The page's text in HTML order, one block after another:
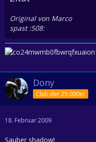
Original von Marco
spast :508:
Dony
Club der 25.000er
18. Februar 2009
Sauber shadow!